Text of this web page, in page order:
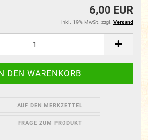
6,00 EUR
inkl. 19% MwSt. zzgl. Versand
AUF DEN MERKZETTEL
FRAGE ZUM PRODUKT